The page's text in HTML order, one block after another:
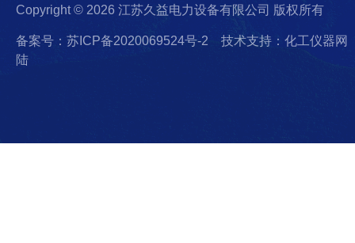
Copyright © 2026 江苏久益电力设备有限公司 版权所有
备案号：苏ICP备2020069524号-2
技术支持：化工仪器网
陆